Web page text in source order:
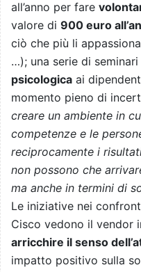
all’anno per fare
valore di 900 euro
ciò che più li
…); una serie di
psicologica ai
momento pieno di
creare un ambiente in
competenze e le
reciprocamente i
non possono che
ma anche in termini di
Le iniziative nei
Cisco vedono il vendor
arricchire il senso
impatto positivo sulla